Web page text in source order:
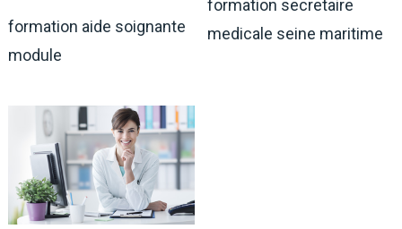
formation aide soignante
module
formation secretaire
medicale seine maritime